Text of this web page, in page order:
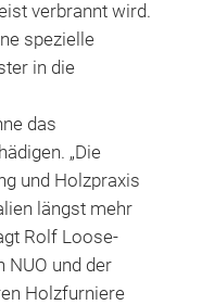
verbrannt wird.
spezielle
in die
das
„Die
und Holzpraxis
längst mehr
Rolf Loose-
NUO und der
Holzfurniere